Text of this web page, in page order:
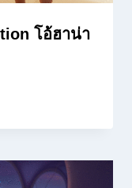
โอ้ฮาน่า